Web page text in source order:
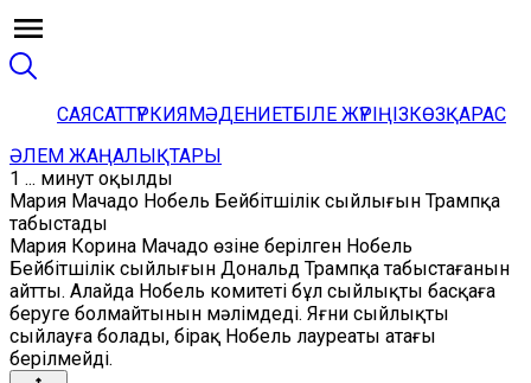
САЯСАТТҮРКИЯМӘДЕНИЕТБІЛЕ ЖҮРІҢІЗКӨЗҚАРАС
ӘЛЕМ ЖАҢАЛЫҚТАРЫ
1 ... минут оқылды
Мария Мачадо Нобель Бейбітшілік сыйлығын Трампқа
табыстады
Мария Корина Мачадо өзіне берілген Нобель
Бейбітшілік сыйлығын Дональд Трампқа табыстағанын
айтты. Алайда Нобель комитеті бұл сыйлықты басқаға
беруге болмайтынын мәлімдеді. Яғни сыйлықты
сыйлауға болады, бірақ Нобель лауреаты атағы
берілмейді.